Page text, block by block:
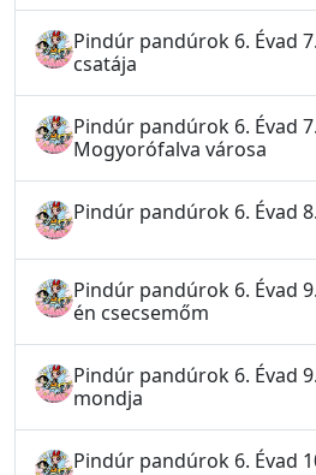
Pindúr pandúrok 6. Évad
csatája
Pindúr pandúrok 6. Évad
Mogyorófalva városa
Pindúr pandúrok 6. Évad
Pindúr pandúrok 6. Évad
én csecsemőm
Pindúr pandúrok 6. Évad
mondja
Pindúr pandúrok 6. Évad